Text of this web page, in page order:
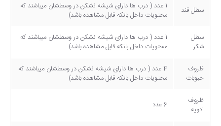
سطل قند
1 عدد ( درب ها دارای شیشه نشکن در وسطشان میباشند که
محتویات داخل بانکه قابل مشاهده باشد)
سطل
شکر
1 عدد ( درب ها دارای شیشه نشکن در وسطشان میباشند که
محتویات داخل بانکه قابل مشاهده باشد)
ظروف
حبوبات
4 عدد ( درب ها دارای شیشه نشکن در وسطشان میباشند که
محتویات داخل بانکه قابل مشاهده باشد)
ظروف
ادویه
6 عدد